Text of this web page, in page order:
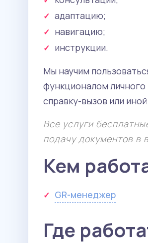
адаптацию;
навигацию;
инструкции.
Мы научим
функционалом
справку-вызов или
Все услуги
подачу документов в
Кем
GR-менеджер
Где